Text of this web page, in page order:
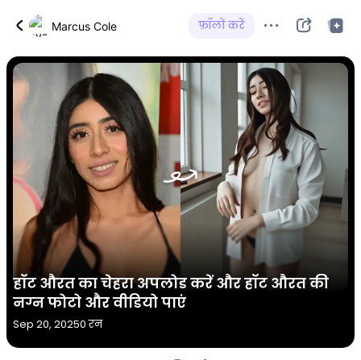
Marcus Cole फ़ॉलो करें
हॉट औरत का चेहरा अपलोड करें और हॉट औरत की
नग्न फोटो और वीडियो पाएं
Sep 20, 20250 रन